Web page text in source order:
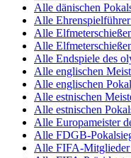
Alle dänischen
Alle
Alle
Alle
Alle Endspiele des
Alle englischen
Alle englischen
Alle estnischen
Alle estnischen
Alle Europameister
Alle FDGB-
Alle FIFA-Mitglieder